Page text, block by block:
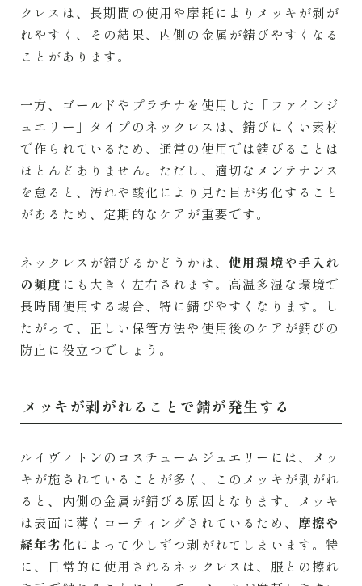
クレスは、長期間の使用や摩耗によりメッキが剥が
れやすく、その結果、内側の金属が錆びやすくなる
ことがあります。
一方、ゴールドやプラチナを使用した「ファインジ
ュエリー」タイプのネックレスは、錆びにくい素材
で作られているため、通常の使用では錆びることは
ほとんどありません。ただし、適切なメンテナンス
を怠ると、汚れや酸化により見た目が劣化すること
があるため、定期的なケアが重要です。
ネックレスが錆びるかどうかは、 使用環境や手入れ
の頻度 にも大きく左右されます。高温多湿な環境で
長時間使用する場合、特に錆びやすくなります。し
たがって、正しい保管方法や使用後のケアが錆びの
防止に役立つでしょう。
メッキが剥がれることで錆が発生する
ルイヴィトンのコスチュームジュエリーには、メッ
キが施されていることが多く、このメッキが剥がれ
ると、内側の金属が錆びる原因となります。メッキ
は表面に薄くコーティングされているため、 摩擦や
経年劣化 によって少しずつ剥がれてしまいます。特
に、日常的に使用されるネックレスは、服との擦れ